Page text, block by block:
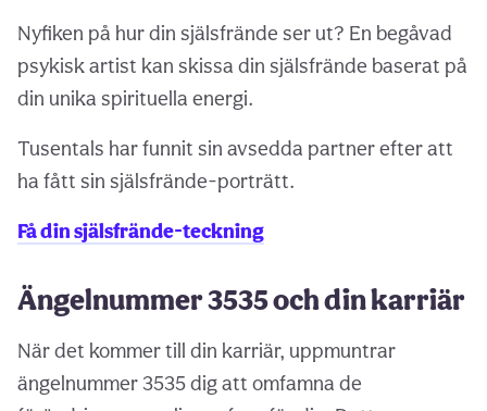
Nyfiken på hur din själsfrände ser ut? En begåvad
psykisk artist kan skissa din själsfrände baserat på
din unika spirituella energi.
Tusentals har funnit sin avsedda partner efter att
ha fått sin själsfrände-porträtt.
Få din själsfrände-teckning
Ängelnummer 3535 och din karriär
När det kommer till din karriär, uppmuntrar
ängelnummer 3535 dig att omfamna de